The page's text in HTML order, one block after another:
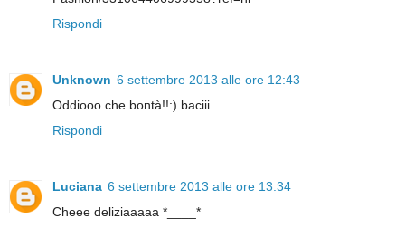
Rispondi
Unknown 6 settembre 2013 alle ore 12:43
Oddiooo che bontà!!:) baciii
Rispondi
Luciana 6 settembre 2013 alle ore 13:34
Cheee deliziaaaaa *____*